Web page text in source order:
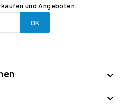
und Angeboten.

